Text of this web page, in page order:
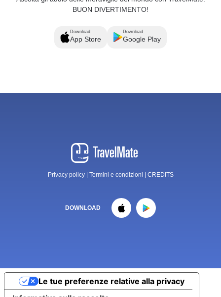
BUON DIVERTIMENTO!
Download
App Store
Download
Google Play
Privacy policy| Termini e condizioni CREDITS
DOWNLOAD
Le tue preferenze relative alla privacy